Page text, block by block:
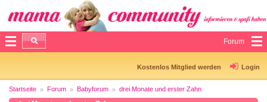
Forum
Kostenlos Mitglied werden Login
Startseite Forum Babyforum drei Monate und erster Zahn